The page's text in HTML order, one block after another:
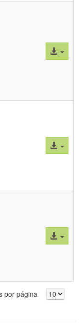
Acceso
al
Acceso
al
Acceso
al
por página